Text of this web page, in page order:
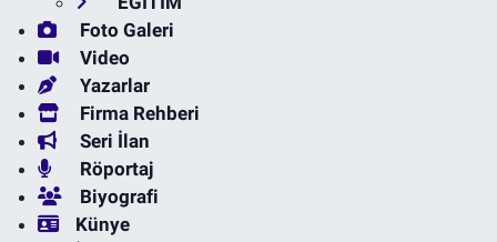
Foto Galeri
Video
Yazarlar
Firma Rehberi
Seri İlan
Röportaj
Biyografi
Künye